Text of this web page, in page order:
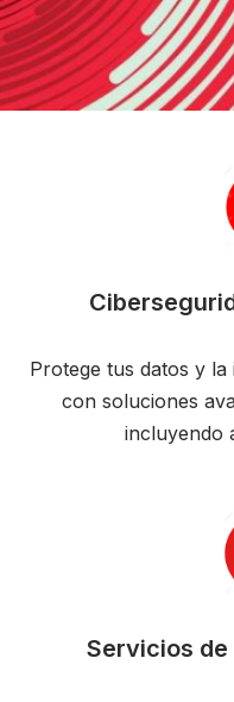
Protege tus datos y
con soluciones
incluyendo
Servicios de